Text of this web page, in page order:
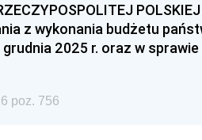
z wykonania budżetu
2025 r. oraz w
poz. 756